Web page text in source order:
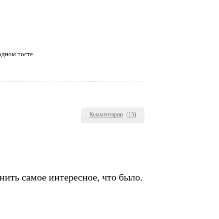
Комментарии (15)
посте.
самое интересное, что было.